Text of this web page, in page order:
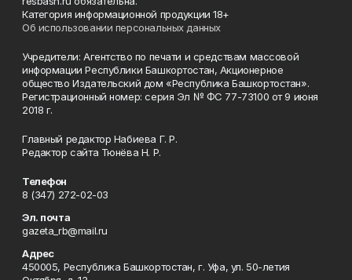
Категория информационной продукции 18+
Об использовании персональных данных
Учредители: Агентство по печати и средствам массовой
информации Республики Башкортостан, Акционерное
общество Издательский дом «Республика Башкортостан».
Регистрационный номер: серия Эл № ФС 77-73100 от 9 июня
2018 г.
Главный редактор Набиева Г. Р.
Редактор сайта Тюнёва Н. Р.
Телефон
8 (347) 272-02-03
Эл. почта
gazeta_rb@mail.ru
Адрес
450005, Республика Башкортостан, г. Уфа, ул. 50-летия